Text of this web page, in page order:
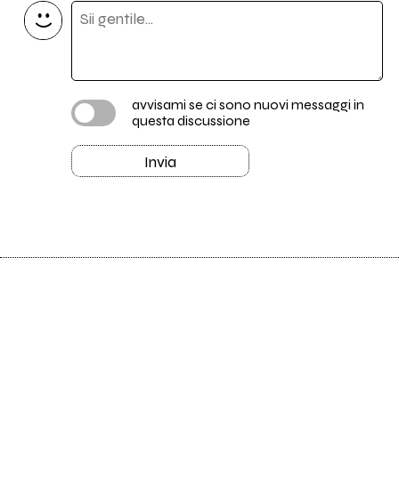
avvisami se ci sono nuovi messaggi in
questa discussione
Invia